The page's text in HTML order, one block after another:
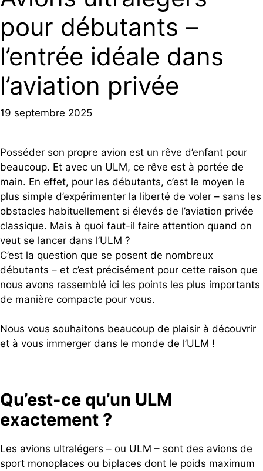
pour débutants –
l’entrée idéale dans
l’aviation privée
19 septembre 2025
Posséder son propre avion est un rêve d’enfant pour
beaucoup. Et avec un ULM, ce rêve est à portée de
main. En effet, pour les débutants, c’est le moyen le
plus simple d’expérimenter la liberté de voler – sans les
obstacles habituellement si élevés de l’aviation privée
classique. Mais à quoi faut-il faire attention quand on
veut se lancer dans l’ULM ?
C’est la question que se posent de nombreux
débutants – et c’est précisément pour cette raison que
nous avons rassemblé ici les points les plus importants
de manière compacte pour vous.
Nous vous souhaitons beaucoup de plaisir à découvrir
et à vous immerger dans le monde de l’ULM !
Qu’est-ce qu’un ULM
exactement ?
Les avions ultralégers – ou ULM – sont des avions de
sport monoplaces ou biplaces dont le poids maximum